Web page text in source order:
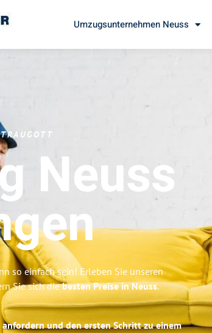
Umzugsunternehmen Neuss
Neuss
so einfach sein! Erleben Sie unseren
Sie sich diebesten Preise in Neuss.
und den ersten Schritt zu einem